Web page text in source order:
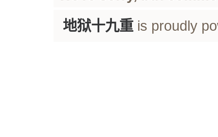
地狱十九重is proudly